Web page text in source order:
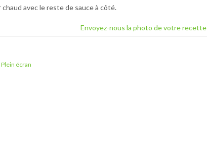
chaud avec le reste de sauce à côté.
Envoyez-nous la photo de votre recette
Plein écran